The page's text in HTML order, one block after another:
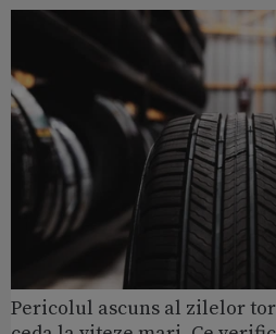
Pericolul ascuns al zilelor